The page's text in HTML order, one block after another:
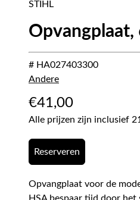
STIHL
Opvangplaat,
# HA027403300
Andere
€41,00
Alle prijzen zijn inclusief
Reserveren
Opvangplaat voor de